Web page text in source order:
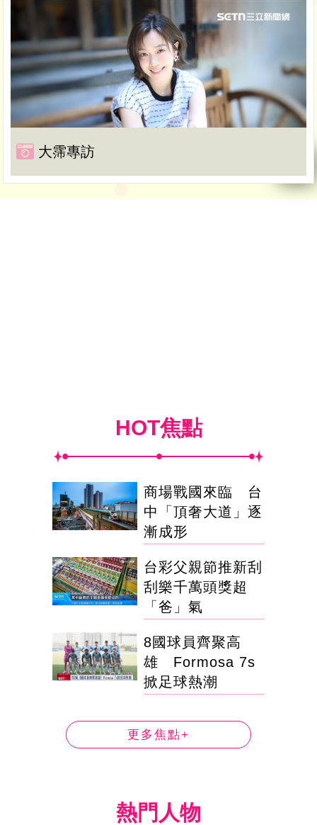
大霈專訪
HOT焦點
商場戰國來臨 台
中「頂奢大道」逐
漸成形
台彩父親節推新刮
刮樂千萬頭獎超
「爸」氣
8國球員齊聚高
雄 Formosa 7s
掀足球熱潮
更多焦點+
熱門人物